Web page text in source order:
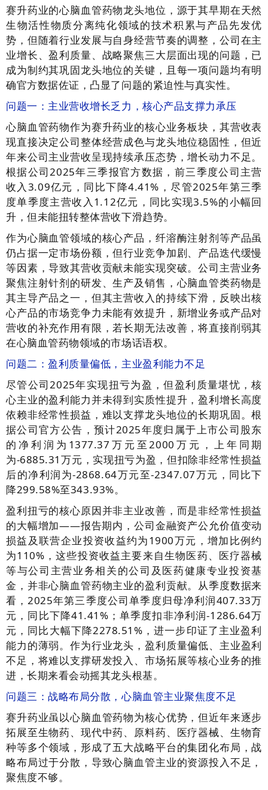
赛升药业的心脑血管药物龙头地位，源于其早期在天然
生物活性物质分离纯化领域的技术积累与产品先发优
势，但随着行业发展与自身经营节奏的调整，公司在主
业增长、盈利质量、战略聚焦三大层面出现的问题，已
成为制约其巩固龙头地位的关键，且每一项问题均有明
确官方数据佐证，凸显了问题的紧迫性与真实性。
问题一：主业营收增长乏力，核心产品支撑力承压
心脑血管药物作为赛升药业的核心业务板块，其营收表
现直接决定公司整体经营成色与龙头地位稳固性，但近
年来公司主业营收呈现持续承压态势，增长动力不足。
根据公司2025年三季报官方数据，前三季度公司主营
收入3.09亿元，同比下降4.41%，尽管2025年第三季
度单季度主营收入1.12亿元，同比实现3.5%的小幅回
升，但未能扭转整体营收下滑趋势。
作为心脑血管领域的核心产品，纤溶酶注射剂等产品虽
仍占据一定市场份额，但行业竞争加剧、产品迭代缓慢
等因素，导致其营收贡献未能实现突破。公司主营业务
聚焦注射针剂的研发、生产及销售，心脑血管类药物是
其主导产品之一，但其主营收入的持续下滑，反映出核
心产品的市场竞争力未能有效提升，新增业务或产品对
营收的补充作用有限，若长期无法改善，将直接削弱其
在心脑血管药物领域的市场话语权。
问题二：盈利质量偏低，主业盈利能力不足
尽管公司2025年实现扭亏为盈，但盈利质量堪忧，核
心主业的盈利能力并未得到实质性提升，盈利增长高度
依赖非经常性损益，难以支撑龙头地位的长期巩固。根
据公司官方公告，预计2025年度归属于上市公司股东
的净利润为1377.37万元至2000万元，上年同期
为-6885.31万元，实现扭亏为盈，但扣除非经常性损益
后的净利润为-2868.64万元至-2347.07万元，同比下
降299.58%至343.93%。
盈利扭亏的核心原因并非主业改善，而是非经常性损益
的大幅增加——报告期内，公司金融资产公允价值变动
损益及联营企业投资收益约为1900万元，增加比例约
为110%，这些投资收益主要来自生物医药、医疗器械
等与公司主营业务相关的公司及医药健康专业投资基
金，并非心脑血管药物主业的盈利贡献。从季度数据来
看，2025年第三季度公司单季度归母净利润407.33万
元，同比下降41.41%；单季度扣非净利润-1286.64万
元，同比大幅下降2278.51%，进一步印证了主业盈利
能力的薄弱。作为行业龙头，盈利质量偏低、主业盈利
不足，将难以支撑研发投入、市场拓展等核心业务的推
进，长期来看会动摇其龙头根基。
问题三：战略布局分散，心脑血管主业聚焦度不足
赛升药业虽以心脑血管药物为核心优势，但近年来逐步
拓展至生物药、现代中药、原料药、医疗器械、生物育
种等多个领域，形成了五大战略平台的集团化布局，战
略布局过于分散，导致心脑血管主业的资源投入不足，
聚焦度不够。